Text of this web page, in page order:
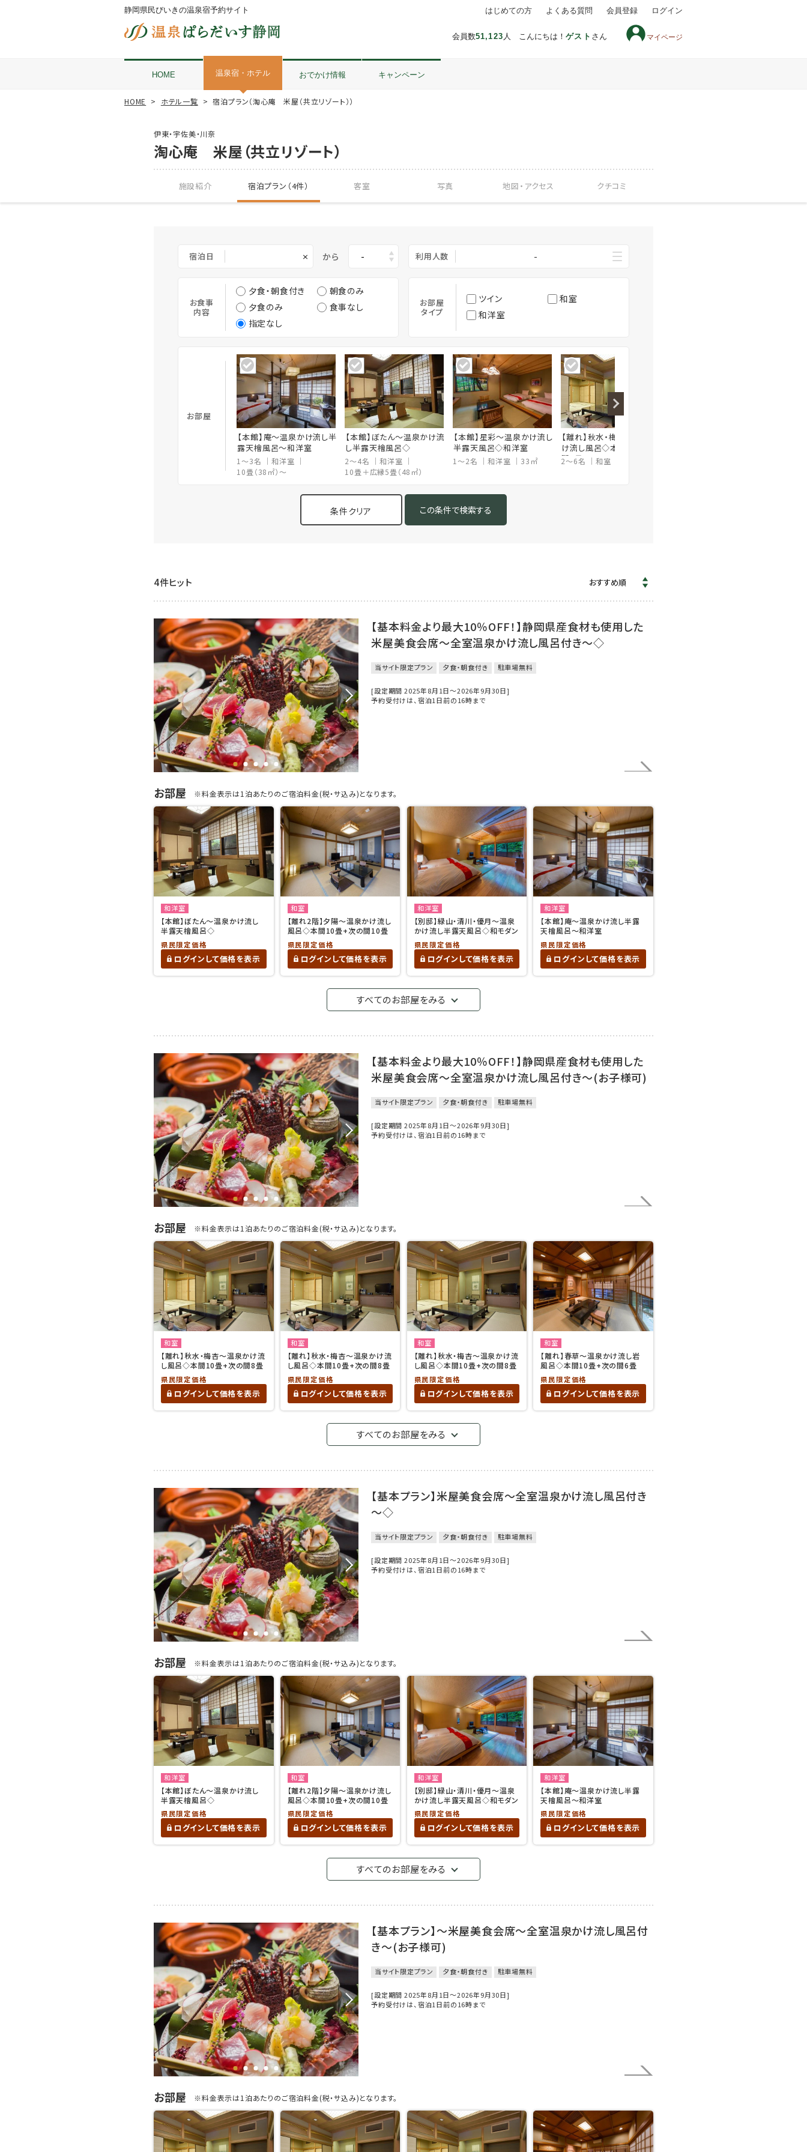
静岡県民びいきの温泉宿予約サイト
会員数51,123 人 こんにちは！ゲスト さん マイページ
はじめての方 よくある質問 会員登録 ログイン
HOME 温泉宿・ホテル おでかけ情報 キャンペーン
HOME ホテル一覧 宿泊プラン（淘心庵 米屋（共立リゾート））
伊東・宇佐美・川奈
淘心庵 米屋（共立リゾート）
施設紹介 宿泊プラン（4件） 客室 写真 地図・ アクセス クチコミ
宿泊日 × から 利用人数 -
お食事
内容
夕食・朝食付き
朝食のみ
夕食のみ
食事なし
指定なし
お部屋
タイプ
ツイン
和室
和洋室
お部屋
【本館】庵～温泉かけ流し半
露天檜風呂～和洋室
1～3名
和洋室
10畳（38㎡）～
【本館】ぼたん〜温泉かけ流
し半露天檜風呂◇
2～4名
和洋室
10畳＋広縁5畳（48㎡）
【本館】星彩〜温泉かけ流し
半露天風呂◇和洋室
1～2名 和洋室 33㎡
【離れ】秋水・梅杏〜温泉か
け流し風呂◇本間10畳+次の
間8畳
2～6名 和室
条件クリア
4件ヒット
【基本料金より最大10％OFF！】静岡県産食材も使用した
米屋美食会席～全室温泉かけ流し風呂付き～◇
当サイト限定プラン 夕食・朝食付き 駐車場無料
[設定期間 2025年8月1日～2026年9月30日]
予約受付けは、宿泊1日前の16時まで
お部屋 ※料金表示は1泊あたりのご宿泊料金(税・サ込み)となります。
和洋室
【本館】ぼたん〜温泉かけ流し
半露天檜風呂◇
県民限定価格
ログインして価格を表示
和室
【離れ2階】夕陽〜温泉かけ流し
風呂◇本間10畳+次の間10畳
県民限定価格
ログインして価格を表示
和洋室
【別邸】緑山・清川・優月〜温泉
かけ流し半露天風呂◇和モダン
県民限定価格
ログインして価格を表示
和洋室
【本館】庵～温泉かけ流し半露
天檜風呂～和洋室
県民限定価格
ログインして価格を表示
すべてのお部屋をみる
【基本料金より最大10％OFF！】静岡県産食材も使用した
米屋美食会席～全室温泉かけ流し風呂付き～(お子様可)
当サイト限定プラン 夕食・朝食付き 駐車場無料
[設定期間 2025年8月1日～2026年9月30日]
予約受付けは、宿泊1日前の16時まで
お部屋 ※料金表示は1泊あたりのご宿泊料金(税・サ込み)となります。
和室
【離れ】秋水・梅杏〜温泉かけ流
し風呂◇本間10畳+次の間8畳
県民限定価格
ログインして価格を表示
和室
【離れ】秋水・梅杏〜温泉かけ流
し風呂◇本間10畳+次の間8畳
県民限定価格
ログインして価格を表示
和室
【離れ】秋水・梅杏〜温泉かけ流
し風呂◇本間10畳+次の間8畳
県民限定価格
ログインして価格を表示
和室
【離れ】春草〜温泉かけ流し岩
風呂◇本間10畳+次の間6畳
県民限定価格
ログインして価格を表示
すべてのお部屋をみる
【基本プラン】米屋美食会席～全室温泉かけ流し風呂付き
～◇
当サイト限定プラン 夕食・朝食付き 駐車場無料
[設定期間 2025年8月1日～2026年9月30日]
予約受付けは、宿泊1日前の16時まで
お部屋 ※料金表示は1泊あたりのご宿泊料金(税・サ込み)となります。
和洋室
【本館】ぼたん〜温泉かけ流し
半露天檜風呂◇
県民限定価格
ログインして価格を表示
和室
【離れ2階】夕陽〜温泉かけ流し
風呂◇本間10畳+次の間10畳
県民限定価格
ログインして価格を表示
和洋室
【別邸】緑山・清川・優月〜温泉
かけ流し半露天風呂◇和モダン
県民限定価格
ログインして価格を表示
和洋室
【本館】庵～温泉かけ流し半露
天檜風呂～和洋室
県民限定価格
ログインして価格を表示
すべてのお部屋をみる
【基本プラン】～米屋美食会席～全室温泉かけ流し風呂付
き～(お子様可)
当サイト限定プラン 夕食・朝食付き 駐車場無料
[設定期間 2025年8月1日～2026年9月30日]
予約受付けは、宿泊1日前の16時まで
お部屋 ※料金表示は1泊あたりのご宿泊料金(税・サ込み)となります。